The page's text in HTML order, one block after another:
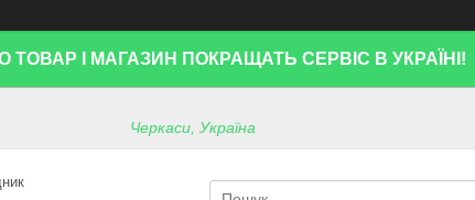
ТОВАР І МАГАЗИН ПОКРАЩАТЬ СЕРВІС В УКРАЇНІ!
Черкаси, Україна